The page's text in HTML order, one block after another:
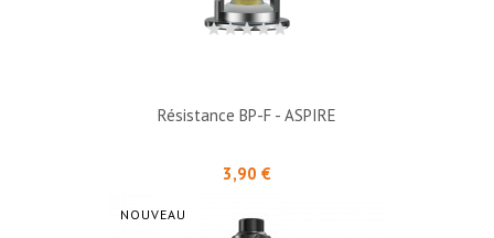
Résistance BP-F - ASPIRE
3,90 €
NOUVEAU